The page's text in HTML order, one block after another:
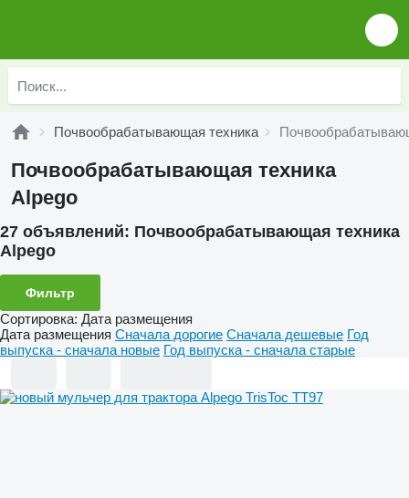
Почвообрабатывающая техника
Почвообрабатывающая техника
Alpego
27 объявлений: Почвообрабатывающая техника
Alpego
Фильтр
Сортировка: Дата размещения
Дата размещения Сначала дорогие Сначала дешевые Год
выпуска - сначала новые Год выпуска - сначала старые